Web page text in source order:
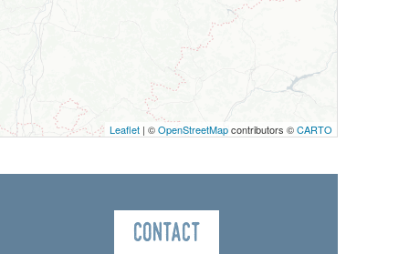
Leaflet | ©OpenStreetMapcontributors ©CARTO
Contact